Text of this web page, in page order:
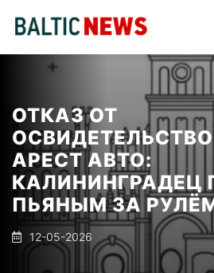
ОТКАЗ ОТ
АРЕСТ АВТО:
КАЛИНИНГРАДЕЦ
ПЬЯНЫМ ЗА
12-05-2026